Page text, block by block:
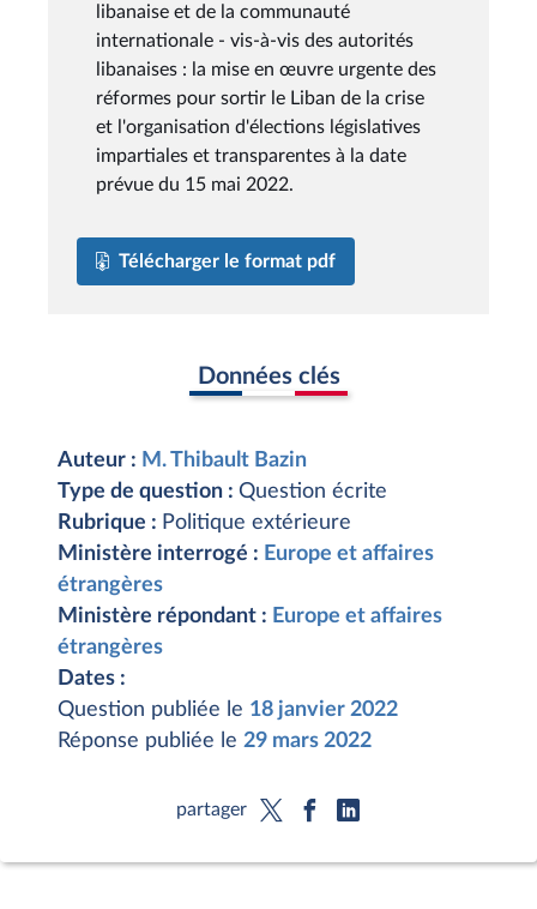
libanaise et de la communauté
internationale - vis-à-vis des autorités
libanaises : la mise en œuvre urgente des
réformes pour sortir le Liban de la crise
et l'organisation d'élections législatives
impartiales et transparentes à la date
prévue du 15 mai 2022.
Télécharger le format pdf
Données clés
Auteur : M. Thibault Bazin
Type de question : Question écrite
Rubrique : Politique extérieure
Ministère interrogé : Europe et affaires
étrangères
Ministère répondant : Europe et affaires
étrangères
Dates :
Question publiée le 18 janvier 2022
Réponse publiée le 29 mars 2022
partager